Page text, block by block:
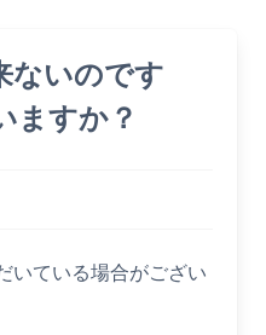
ないのです
ますか？
いている場合がござい